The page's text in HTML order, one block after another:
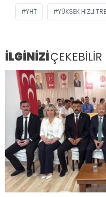
YHT YÜKSEK HIZLI
İLGİNİZİÇEKEBİLİR